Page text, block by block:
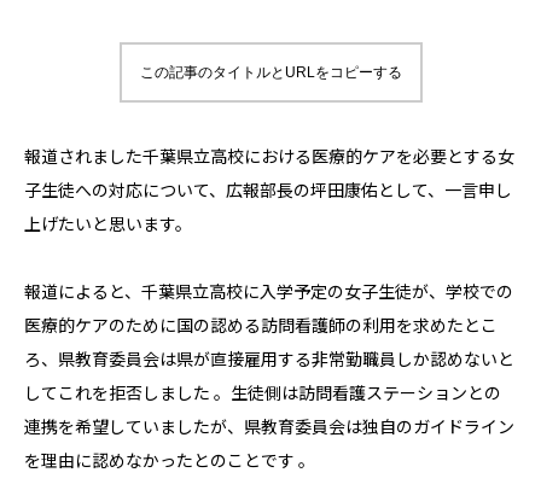
この記事のタイトルとURLをコピーする
報道されました千葉県立高校における医療的ケアを必要とする女
子生徒への対応について、広報部長の坪田康佑として、一言申し
上げたいと思います。
報道によると、千葉県立高校に入学予定の女子生徒が、学校での
医療的ケアのために国の認める訪問看護師の利用を求めたとこ
ろ、県教育委員会は県が直接雇用する非常勤職員しか認めないと
してこれを拒否しました 。生徒側は訪問看護ステーションとの
連携を希望していましたが、県教育委員会は独自のガイドライン
を理由に認めなかったとのことです 。